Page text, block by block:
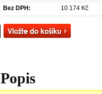
Bez DPH: 10 174 Kč
Popis